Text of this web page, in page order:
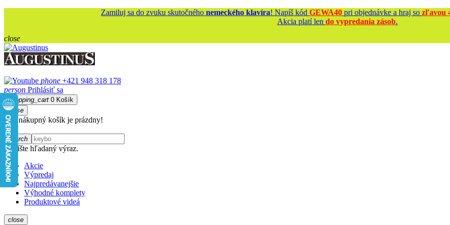
Zamiluj sa do zvuku skutočného nemeckého klavíra! Napíš kód GEWA40 pri objednávke a hraj so zľavou
Akcia platí len do vypredania zásob.
close
phone +421 948 318 178
person Prihlásiť sa
shopping_cart 0 Košík
close
Váš nákupný košík je prázdny!
search
Napíšte hľadaný výraz.
Akcie
Výpredaj
Najpredávanejšie
Výhodné komplety
Produktové videá
close